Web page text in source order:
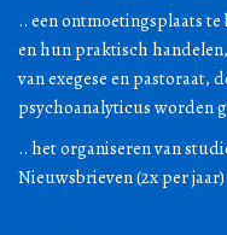
.. een ontmoetingsplaats
en hun praktisch
van exegese en pastoraat,
psychoanalyticus worden
.. het organiseren van
Nieuwsbrieven (2x per jaar)